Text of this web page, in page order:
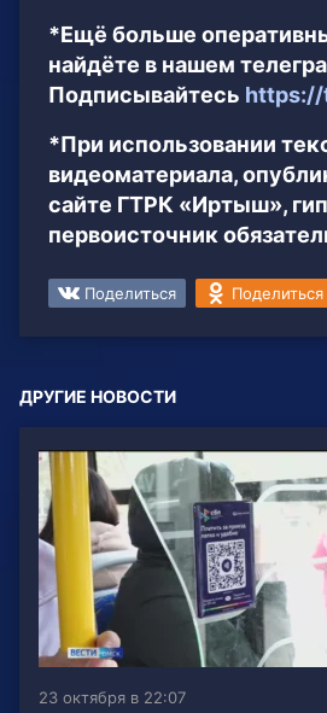
*Ещё больше
найдёте в нашем
Подписывайтесь
*При использовании
видеоматериала,
сайте ГТРК «Иртыш»,
первоисточник
Поделиться Поделиться
ДРУГИЕ НОВОСТИ
23 октября в 22:07